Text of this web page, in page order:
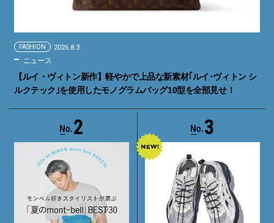
FASHION 2026.8.3
ニュース
【ルイ・ヴィトン新作】軽やかで上品な新素材｢ルイ･ヴィトン シ
ルクテック｣を使用したモノグラムバッグ10型を全部見せ！
2 3